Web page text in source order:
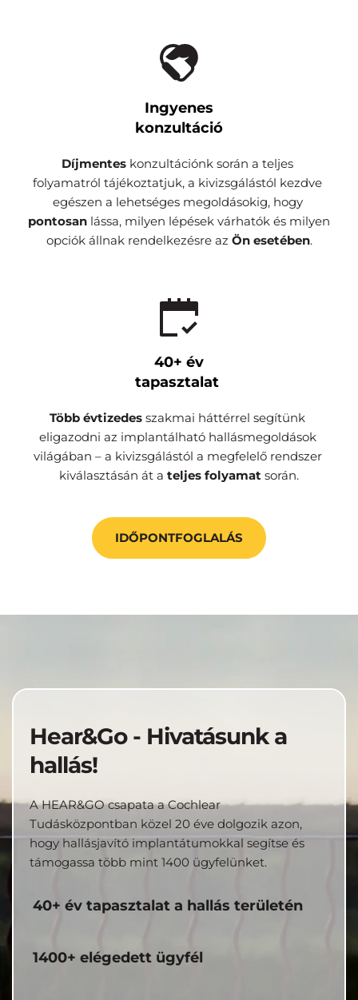
Ingyenes
konzultáció
Díjmentes konzultációnk során a teljes
folyamatról tájékoztatjuk, a kivizsgálástól kezdve
egészen a lehetséges megoldásokig, hogy
pontosan lássa, milyen lépések várhatók és milyen
opciók állnak rendelkezésre az Ön esetében.
40+ év
tapasztalat
Több évtizedes szakmai háttérrel segítünk
eligazodni az implantálható hallásmegoldások
világában – a kivizsgálástól a megfelelő rendszer
kiválasztásán át a teljes folyamat során.
IDŐPONTFOGLALÁS
Hear&Go - Hivatásunk a
hallás!
A HEAR&GO csapata a Cochlear
Tudásközpontban közel 20 éve dolgozik azon,
hogy hallásjavító implantátumokkal segítse és
támogassa több mint 1400 ügyfelünket.
40+ év tapasztalat a hallás területén
1400+ elégedett ügyfél